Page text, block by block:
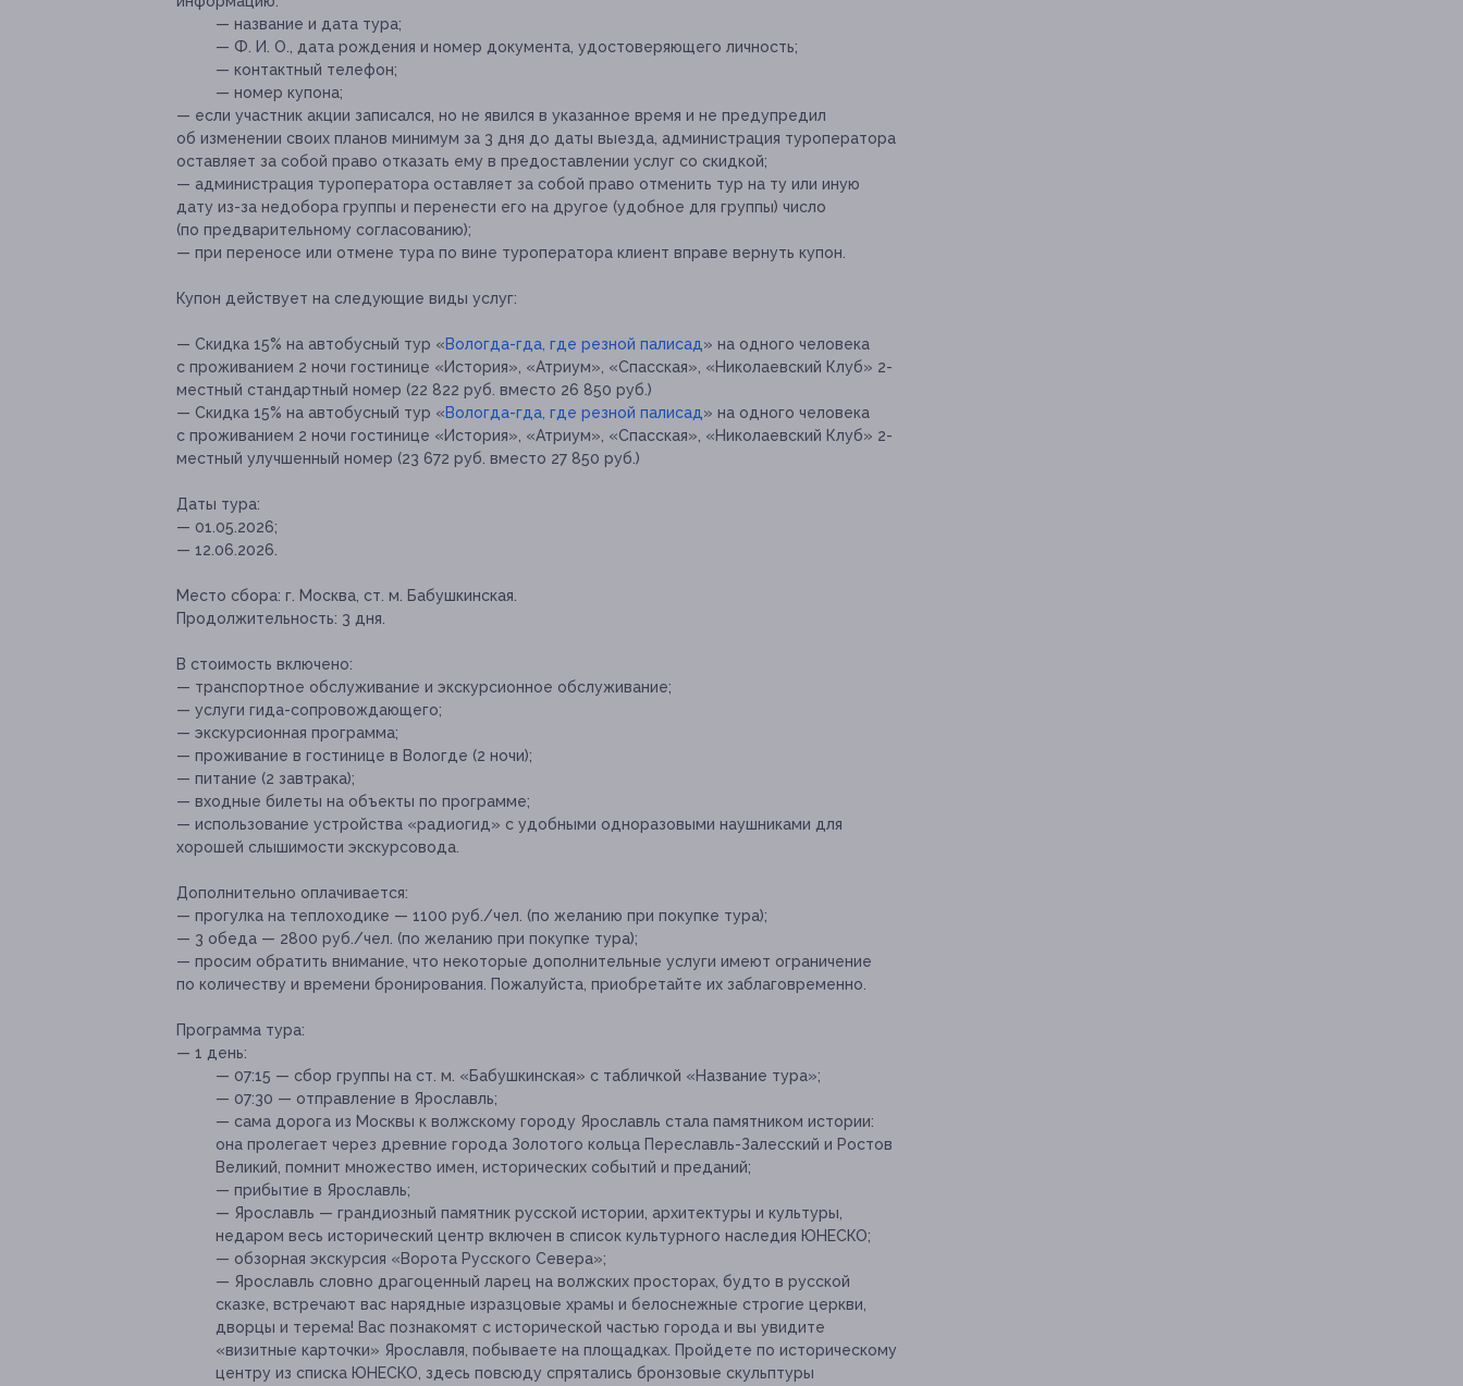
— название и дата тура;
— Ф. И. О., дата рождения и номер документа, удостоверяющего личность;
— контактный телефон;
— номер купона;
— если участник акции записался, но не явился в указанное время и не предупредил
об изменении своих планов минимум за 3 дня до даты выезда, администрация туроператора
оставляет за собой право отказать ему в предоставлении услуг со скидкой;
— администрация туроператора оставляет за собой право отменить тур на ту или иную
дату из-за недобора группы и перенести его на другое (удобное для группы) число
(по предварительному согласованию);
— при переносе или отмене тура по вине туроператора клиент вправе вернуть купон.
Купон действует на следующие виды услуг:
— Скидка 15% на автобусный тур «Вологда-гда, где резной палисад » на одного человека
с проживанием 2 ночи гостинице «История», «Атриум», «Спасская», «Николаевский Клуб» 2-
местный стандартный номер (22 822 руб. вместо 26 850 руб.)
— Скидка 15% на автобусный тур «Вологда-гда, где резной палисад » на одного человека
с проживанием 2 ночи гостинице «История», «Атриум», «Спасская», «Николаевский Клуб» 2-
местный улучшенный номер (23 672 руб. вместо 27 850 руб.)
Даты тура:
— 01.05.2026;
— 12.06.2026.
Место сбора: г. Москва, ст. м. Бабушкинская.
Продолжительность: 3 дня.
В стоимость включено:
— транспортное обслуживание и экскурсионное обслуживание;
— услуги гида-сопровождающего;
— экскурсионная программа;
— проживание в гостинице в Вологде (2 ночи);
— питание (2 завтрака);
— входные билеты на объекты по программе;
— использование устройства «радиогид» с удобными одноразовыми наушниками для
хорошей слышимости экскурсовода.
Дополнительно оплачивается:
— прогулка на теплоходике — 1100 руб./чел. (по желанию при покупке тура);
— 3 обеда — 2800 руб./чел. (по желанию при покупке тура);
— просим обратить внимание, что некоторые дополнительные услуги имеют ограничение
по количеству и времени бронирования. Пожалуйста, приобретайте их заблаговременно.
Программа тура:
— 1 день:
— 07:15 — сбор группы на ст. м. «Бабушкинская» с табличкой «Название тура»;
— 07:30 — отправление в Ярославль;
— сама дорога из Москвы к волжскому городу Ярославль стала памятником истории:
она пролегает через древние города Золотого кольца Переславль-Залесский и Ростов
Великий, помнит множество имен, исторических событий и преданий;
— прибытие в Ярославль;
— Ярославль — грандиозный памятник русской истории, архитектуры и культуры,
недаром весь исторический центр включен в список культурного наследия ЮНЕСКО;
— обзорная экскурсия «Ворота Русского Севера»;
— Ярославль словно драгоценный ларец на волжских просторах, будто в русской
сказке, встречают вас нарядные изразцовые храмы и белоснежные строгие церкви,
дворцы и терема! Вас познакомят с исторической частью города и вы увидите
«визитные карточки» Ярославля, побываете на площадках. Пройдете по историческому
центру из списка ЮНЕСКО, здесь повсюду спрятались бронзовые скульптуры